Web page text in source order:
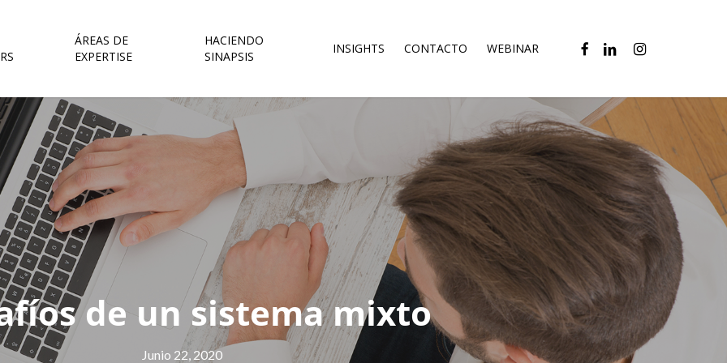
ÁREAS DE
EXPERTISE
HACIENDO
SINAPSIS
INSIGHTS CONTACTO WEBINAR FACEBOOKLINKEDININSTAGRAM
de un sistema mixto
Junio 22, 2020